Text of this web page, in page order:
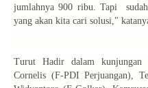
jumlahnya 900 ribu. Tapi
yang akan kita cari solusi,"
Turut Hadir dalam
Cornelis (F-PDI Perjuangan),